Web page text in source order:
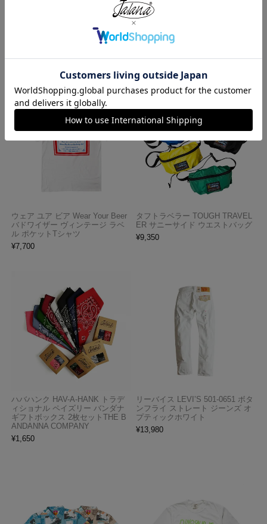
プロクラブ PRO CLUB ヘビーウ
ロサンゼルスアパレル LOS ANGE
LES APPAREL 18412GD 18/1 シ
ョートスリーブ ポロTシャツ
¥6,990
今週のベストセラー
ウェア ユア ビア Wear Your Beer
バドワイザー ヴィンテージ ラベ
ル ポケットTシャツ
¥7,700
タフトラベラー TOUGH TRAVEL
ER サニーサイド ウエストバッグ
¥9,350
ハバハンク HAV-A-HANK トラデ
ィショナル ペイズリー バンダナ
ギフトボックス 2枚セットTHE B
ANDANNA COMPANY
¥1,650
リーバイス LEVI’S 501-0651 ボタ
ンフライ ストレート ジーンズ オ
プティックホワイト
¥13,980